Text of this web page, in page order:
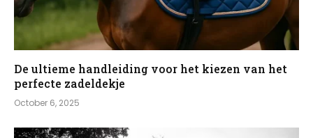
De ultieme handleiding voor het kiezen van het
perfecte zadeldekje
October 6, 2025